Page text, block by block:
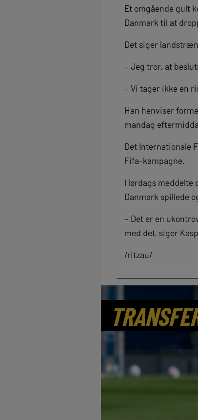
Et omgående gult
Danmark til at
Det siger
– Jeg tror, at
– Vi tager ikke en
Han henviser
mandag
Det Internationale
Fifa-kampagne.
I lørdags meddelte
Danmark spillede
– Det er en
med det, siger
/ritzau/